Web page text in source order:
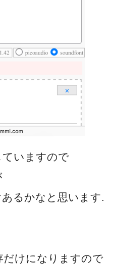
ていますので
るかなと思います.
だけになりますので